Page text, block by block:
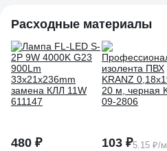
Расходные материалы
480 ₽ 103 ₽5.15 ₽/м